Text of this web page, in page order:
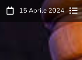
15 Aprile 2024